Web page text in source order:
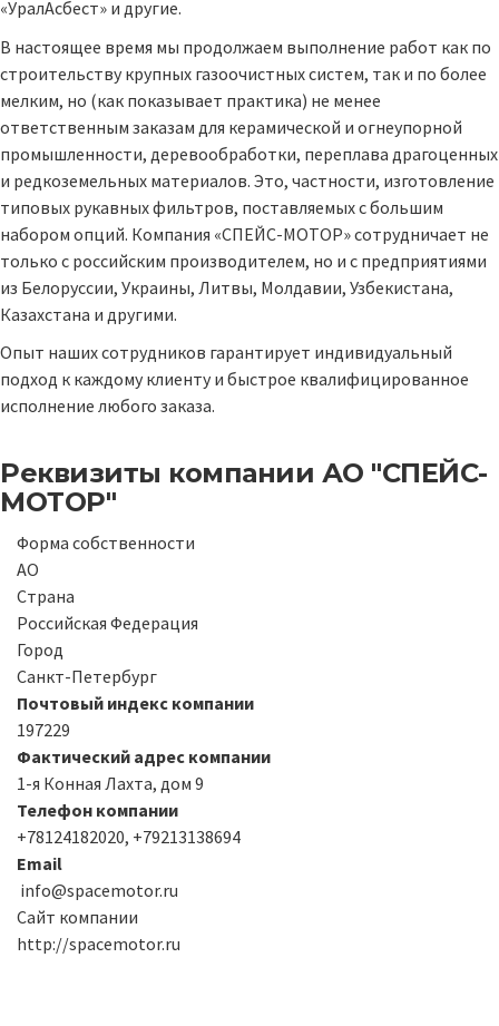
«УралАсбест» и другие.
В настоящее время мы продолжаем выполнение работ как по
строительству крупных газоочистных систем, так и по более
мелким, но (как показывает практика) не менее
ответственным заказам для керамической и огнеупорной
промышленности, деревообработки, переплава драгоценных
и редкоземельных материалов. Это, частности, изготовление
типовых рукавных фильтров, поставляемых с большим
набором опций. Компания «СПЕЙС-МОТОР» сотрудничает не
только с российским производителем, но и с предприятиями
из Белоруссии, Украины, Литвы, Молдавии, Узбекистана,
Казахстана и другими.
Опыт наших сотрудников гарантирует индивидуальный
подход к каждому клиенту и быстрое квалифицированное
исполнение любого заказа.
Реквизиты компании АО "СПЕЙС-
МОТОР"
Форма собственности
АО
Страна
Российская Федерация
Город
Санкт-Петербург
Почтовый индекс компании
197229
Фактический адрес компании
1-я Конная Лахта, дом 9
Телефон компании
+78124182020, +79213138694
Email
info@spacemotor.ru
Сайт компании
http://spacemotor.ru